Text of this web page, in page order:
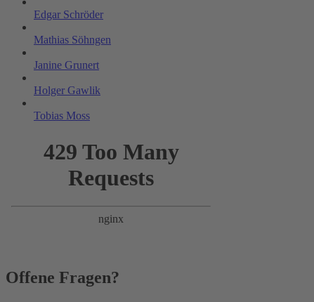
Edgar Schröder
Mathias Söhngen
Janine Grunert
Holger Gawlik
Tobias Moss
Offene Fragen?